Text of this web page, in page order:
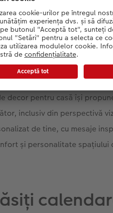
organice și a culorilor
decor pentru casă își
inclusiv din perspectivă
de tine, cu mesaje
și personalitate spațiului